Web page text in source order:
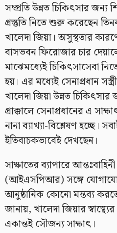
সম্প্রতি উন্নত চিকিৎসার জন্য
প্রস্তুতি নিতে শুরু করেছেন
খালেদা জিয়া। অসুস্থতার
বাসভবন ফিরোজার চার
মাঝেমধ্যেই চিকিৎসাসেবা
হয়। এর মধ্যেই সেনাপ্রধান
খালেদা জিয়া উন্নত
প্রাক্কালে সেনাপ্রধানের এ
নানা ব্যাখ্যা-বিশ্লেষণ হচ্ছে।
ইতিবাচকভাবেই দেখছেন।
সাক্ষাতের ব্যাপারে
(আইএসপিআর) সঙ্গে
আনুষ্ঠানিক কোনো মন্তব্য
জানায়, খালেদা জিয়ার
একান্তই সৌজন্য সাক্ষাৎ।